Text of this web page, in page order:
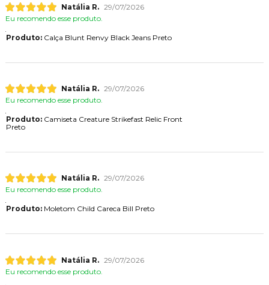
Natália R. 29/07/2026
Eu recomendo esse produto.
Produto:Calça Blunt Renvy Black Jeans Preto
Natália R. 29/07/2026
Eu recomendo esse produto.
Produto:Camiseta Creature Strikefast Relic Front
Preto
Natália R. 29/07/2026
Eu recomendo esse produto.
Produto:Moletom Child Careca Bill Preto
Natália R. 29/07/2026
Eu recomendo esse produto.